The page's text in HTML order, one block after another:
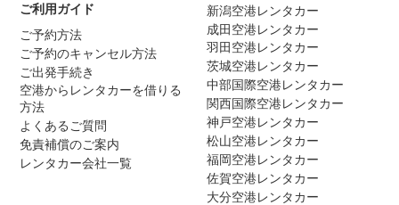
ご利用ガイド
ご予約方法
ご予約のキャンセル方法
ご出発手続き
空港からレンタカーを借りる
方法
よくあるご質問
免責補償のご案内
レンタカー会社一覧
新潟空港レンタカー
成田空港レンタカー
羽田空港レンタカー
茨城空港レンタカー
中部国際空港レンタカー
関西国際空港レンタカー
神戸空港レンタカー
松山空港レンタカー
福岡空港レンタカー
佐賀空港レンタカー
大分空港レンタカー